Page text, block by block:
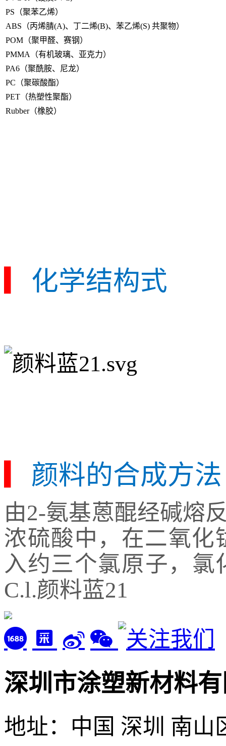
PS（聚苯乙烯）
ABS（丙烯腈(A)、丁二烯(B)、苯乙烯(S) 共聚物）
POM（聚甲醛、赛钢）
PMMA（有机玻璃、亚克力）
PA6（聚酰胺、尼龙）
PC（聚碳酸酯）
PET（热塑性聚酯）
Rubber（橡胶）
化学结构式
颜料的合成方法
由2-氨基蒽醌经碱熔
浓硫酸中，在二氧
入约三个氯原子，
C.l.颜料蓝21
深圳市涂塑新材料
地址：中国 深圳 南山